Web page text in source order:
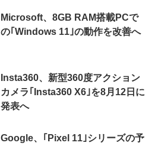
Microsoft、8GB RAM搭載PCで
の｢Windows 11｣の動作を改善へ
Insta360、新型360度アクション
カメラ｢Insta360 X6｣を8月12日に
発表へ
Google、｢Pixel 11｣シリーズの予